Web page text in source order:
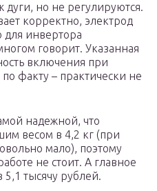
дуги, но не регулируются.
корректно, электрод
для инвертора
говорит. Указанная
включения при
факту – практически не
надежной, что
весом в 4,2 кг (при
мало), поэтому
не стоит. А главное
5,1 тысячу рублей.